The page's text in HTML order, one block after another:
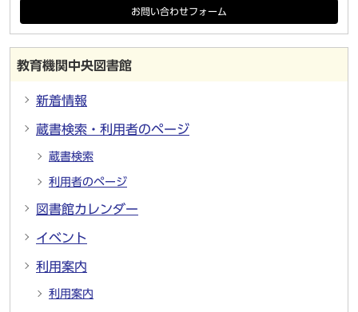
お問い合わせフォーム
教育機関中央図書館
新着情報
蔵書検索・利用者のページ
蔵書検索
利用者のページ
図書館カレンダー
イベント
利用案内
利用案内